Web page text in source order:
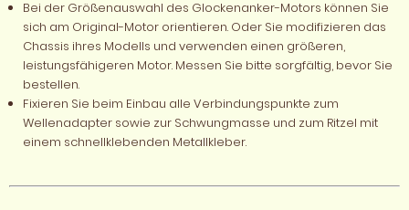
Bei der Größenauswahl des Glockenanker-Motors können Sie
sich am Original-Motor orientieren. Oder Sie modifizieren das
Chassis ihres Modells und verwenden einen größeren,
leistungsfähigeren Motor. Messen Sie bitte sorgfältig, bevor Sie
bestellen.
Fixieren Sie beim Einbau alle Verbindungspunkte zum
Wellenadapter sowie zur Schwungmasse und zum Ritzel mit
einem schnellklebenden Metallkleber.